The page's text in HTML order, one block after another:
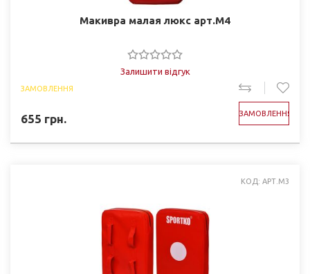
Макивра малая люкс арт.М4
Залишити відгук
ЗАМОВЛЕННЯ
655 грн. ЗАМОВЛЕННЯ
КОД: АРТ.М3